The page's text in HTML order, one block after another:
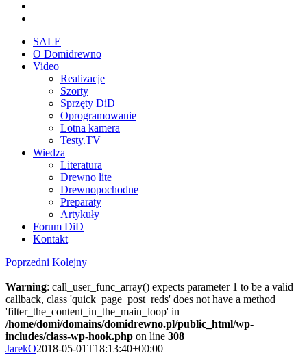
SALE
O Domidrewno
Video
Realizacje
Szorty
Sprzęty DiD
Oprogramowanie
Lotna kamera
Testy.TV
Wiedza
Literatura
Drewno lite
Drewnopochodne
Preparaty
Artykuły
Forum DiD
Kontakt
Poprzedni Kolejny
Warning: call_user_func_array() expects parameter 1 to be a valid
callback, class 'quick_page_post_reds' does not have a method
'filter_the_content_in_the_main_loop' in
/home/domi/domains/domidrewno.pl/public_html/wp-
includes/class-wp-hook.php on line 308
JarekO2018-05-01T18:13:40+00:00